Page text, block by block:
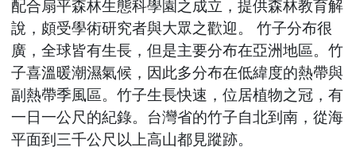
配合扇平森林生態科學園之成立，提供森林教育解
說，頗受學術研究者與大眾之歡迎。 竹子分布很
廣，全球皆有生長，但是主要分布在亞洲地區。竹
子喜溫暖潮濕氣候，因此多分布在低緯度的熱帶與
副熱帶季風區。竹子生長快速，位居植物之冠，有
一日一公尺的紀錄。台灣省的竹子自北到南，從海
平面到三千公尺以上高山都見蹤跡。